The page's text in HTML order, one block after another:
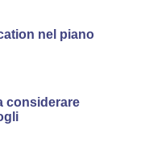
nel piano
considerare